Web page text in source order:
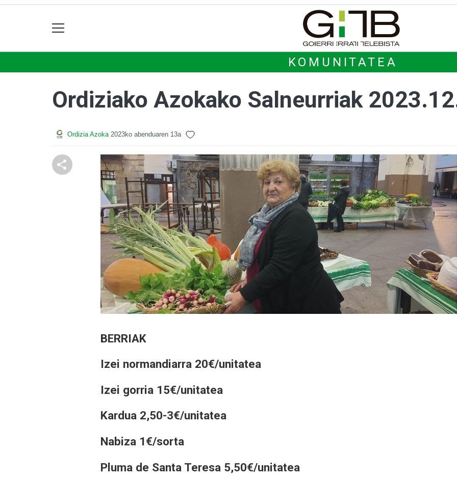
KOMUNITATEA
Ordiziako Azokako Salneurriak
Ordizia Azoka 2023ko abenduaren 13a
BERRIAK
Izei normandiarra 20€/unitatea
Izei gorria 15€/unitatea
Kardua 2,50-3€/unitatea
Nabiza 1€/sorta
Pluma de Santa Teresa 5,50€/unitatea